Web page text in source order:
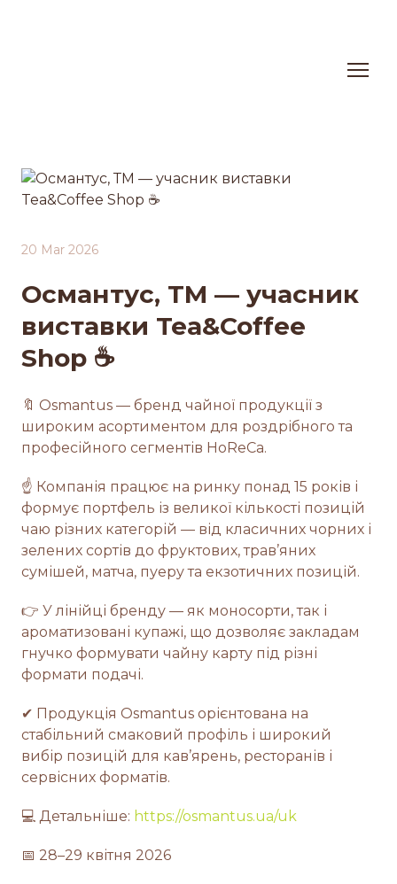
20 Mar 2026
Османтус, ТМ — учасник
виставки Tea&Coffee
Shop ☕
🔖 Osmantus — бренд чайної продукції з
широким асортиментом для роздрібного та
професійного сегментів HoReCa.
☝ Компанія працює на ринку понад 15 років і
формує портфель із великої кількості позицій
чаю різних категорій — від класичних чорних і
зелених сортів до фруктових, трав’яних
сумішей, матча, пуеру та екзотичних позицій.
👉 У лінійці бренду — як моносорти, так і
ароматизовані купажі, що дозволяє закладам
гнучко формувати чайну карту під різні
формати подачі.
✔ Продукція Osmantus орієнтована на
стабільний смаковий профіль і широкий
вибір позицій для кав’ярень, ресторанів і
сервісних форматів.
💻 Детальніше: https://osmantus.ua/uk
📅 28–29 квітня 2026